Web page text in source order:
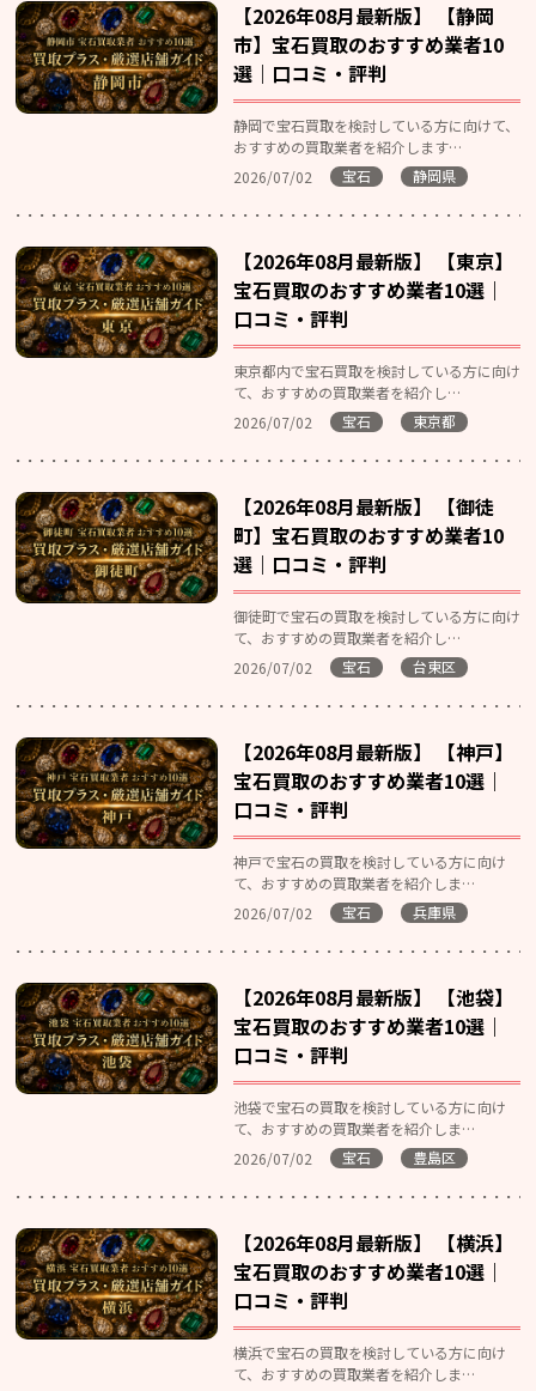
【2026年08月最新版】 【静岡
市】宝石買取のおすすめ業者10
選｜口コミ・評判
静岡で宝石買取を検討している方に向けて、
おすすめの買取業者を紹介します…
2026/07/02
宝石 静岡県
【2026年08月最新版】 【東京】
宝石買取のおすすめ業者10選｜
口コミ・評判
東京都内で宝石買取を検討している方に向け
て、おすすめの買取業者を紹介し…
2026/07/02
宝石 東京都
【2026年08月最新版】 【御徒
町】宝石買取のおすすめ業者10
選｜口コミ・評判
御徒町で宝石の買取を検討している方に向け
て、おすすめの買取業者を紹介し…
2026/07/02
宝石 台東区
【2026年08月最新版】 【神戸】
宝石買取のおすすめ業者10選｜
口コミ・評判
神戸で宝石の買取を検討している方に向け
て、おすすめの買取業者を紹介しま…
2026/07/02
宝石 兵庫県
【2026年08月最新版】 【池袋】
宝石買取のおすすめ業者10選｜
口コミ・評判
池袋で宝石の買取を検討している方に向け
て、おすすめの買取業者を紹介しま…
2026/07/02
宝石 豊島区
【2026年08月最新版】 【横浜】
宝石買取のおすすめ業者10選｜
口コミ・評判
横浜で宝石の買取を検討している方に向け
て、おすすめの買取業者を紹介しま…